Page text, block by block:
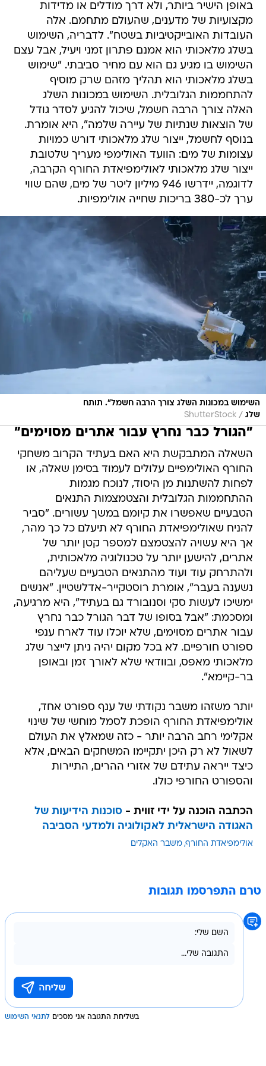
באופן הישיר ביותר, ולא דרך מודלים או מדידות
מקצועיות של מדענים, שהעולם מתחמם. אלה
העובדות האובייקטיביות בשטח". לדבריה, השימוש
בשלג מלאכותי הוא אמנם פתרון זמני ויעיל, אבל עצם
השימוש בו מגיע גם הוא עם מחיר סביבתי. "שימוש
בשלג מלאכותי הוא תהליך מזהם שרק מוסיף
להתחממות הגלובלית. השימוש במכונות השלג
האלה צורך הרבה חשמל, שיכול להגיע לסדר גודל
של הוצאות שנתיות של עיירה שלמה", היא אומרת.
בנוסף לחשמל, ייצור שלג מלאכותי דורש כמויות
עצומות של מים: הוועד האולימפי מעריך שלטובת
ייצור שלג מלאכותי לאולימפיאדת החורף הקרבה,
לדוגמה, יידרשו 946 מיליון ליטר של מים, שהם שווי
ערך לכ-380 בריכות שחייה אולימפיות.
השימוש במכונות השלג צורך הרבה חשמל". תותח
שלג /
ShutterStock
"הגורל כבר נחרץ עבור אתרים מסוימים"
השאלה המתבקשת היא האם בעתיד הקרוב משחקי
החורף האולימפיים עלולים לעמוד בסימן שאלה, או
לפחות להשתנות מן היסוד, לנוכח מגמות
ההתחממות הגלובלית והצטמצמות התנאים
הטבעיים שאפשרו את קיומם במשך עשורים. "סביר
להניח שאולימפיאדת החורף לא תיעלם כל כך מהר,
אך היא עשויה להצטמצם למספר קטן יותר של
אתרים, להישען יותר על טכנולוגיה מלאכותית,
ולהתרחק עוד ועוד מהתנאים הטבעיים שעליהם
נשענה בעבר", אומרת רוסטקייר-אדלשטיין. "אנשים
ימשיכו לעשות סקי וסנובורד גם בעתיד", היא מרגיעה,
ומסכמת: "אבל בסופו של דבר הגורל כבר נחרץ
עבור אתרים מסוימים, שלא יוכלו עוד לארח ענפי
ספורט חורפיים. לא בכל מקום יהיה ניתן לייצר שלג
מלאכותי מאפס, ובוודאי שלא לאורך זמן ובאופן
בר-קיימא".
יותר משזהו משבר נקודתי של ענף ספורט אחד,
אולימפיאדת החורף הופכת לסמל מוחשי של שינוי
אקלימי רחב הרבה יותר - כזה שמאלץ את העולם
לשאול לא רק היכן יתקיימו המשחקים הבאים, אלא
כיצד ייראה עתידם של אזורי ההרים, התיירות
והספורט החורפי כולו.
הכתבה הוכנה על ידי זווית -סוכנות הידיעות של
האגודה הישראלית לאקולוגיה ולמדעי הסביבה
אולימפיאדת החורף משבר האקלים
טרם התפרסמו תגובות
בשליחת התגובה אני מסכים לתנאי השימוש